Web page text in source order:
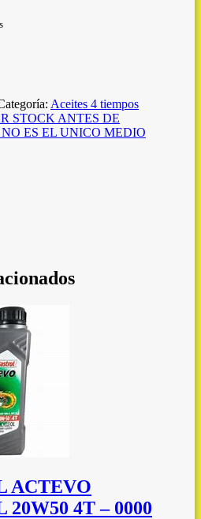
Aceites 4 tiempos
STOCK ANTES DE
ES EL UNICO MEDIO
ACTEVO
4T – 0000